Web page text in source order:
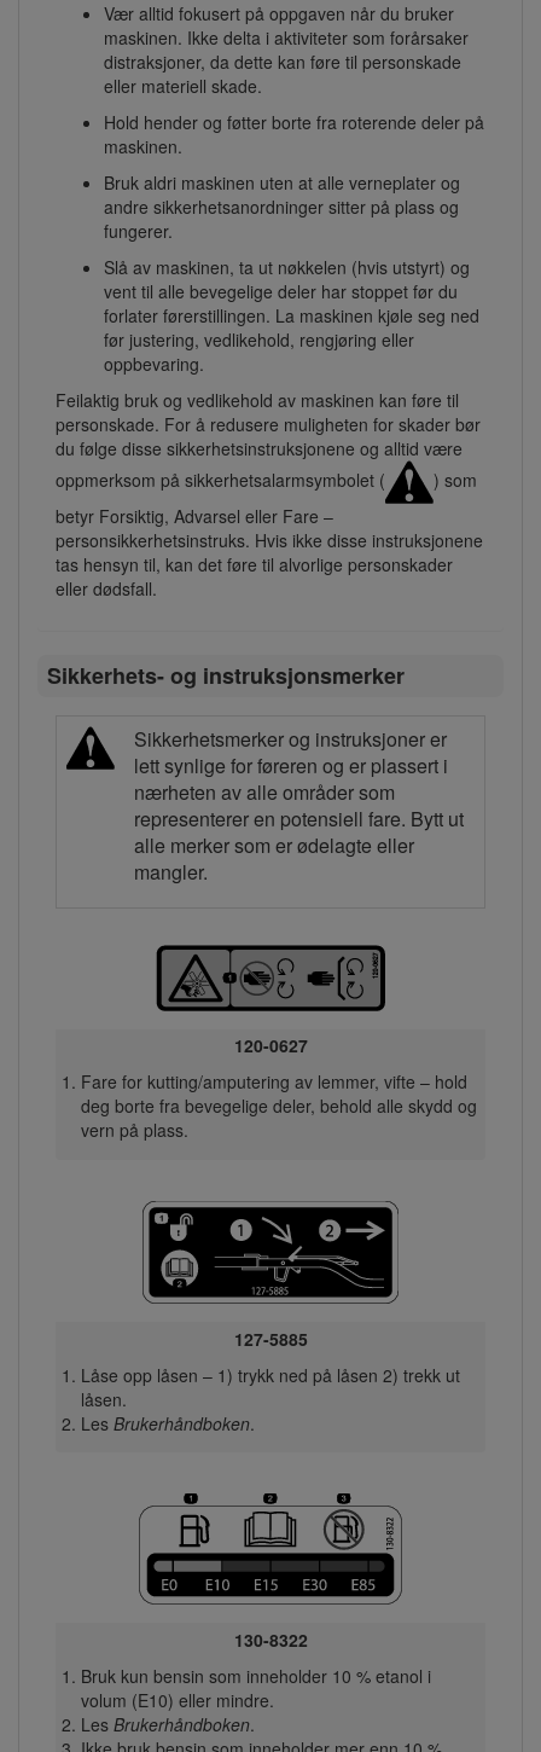
Vær alltid fokusert på oppgaven når du bruker
maskinen. Ikke delta i aktiviteter som forårsaker
distraksjoner, da dette kan føre til personskade
eller materiell skade.
Hold hender og føtter borte fra roterende deler på
maskinen.
Bruk aldri maskinen uten at alle verneplater og
andre sikkerhetsanordninger sitter på plass og
fungerer.
Slå av maskinen, ta ut nøkkelen (hvis utstyrt) og
vent til alle bevegelige deler har stoppet før du
forlater førerstillingen. La maskinen kjøle seg ned
før justering, vedlikehold, rengjøring eller
oppbevaring.
Feilaktig bruk og vedlikehold av maskinen kan føre til
personskade. For å redusere muligheten for skader bør
du følge disse sikkerhetsinstruksjonene og alltid være
oppmerksom på sikkerhetsalarmsymbolet (
) som
betyr Forsiktig, Advarsel eller Fare –
personsikkerhetsinstruks. Hvis ikke disse instruksjonene
tas hensyn til, kan det føre til alvorlige personskader
eller dødsfall.
Sikkerhets- og instruksjonsmerker
Sikkerhetsmerker og instruksjoner er
lett synlige for føreren og er plassert i
nærheten av alle områder som
representerer en potensiell fare. Bytt ut
alle merker som er ødelagte eller
mangler.
120-0627
Fare for kutting/amputering av lemmer, vifte – hold
deg borte fra bevegelige deler, behold alle skydd og
vern på plass.
127-5885
Låse opp låsen – 1) trykk ned på låsen 2) trekk ut
låsen.
Les Brukerhåndboken.
130-8322
Bruk kun bensin som inneholder 10 % etanol i
volum (E10) eller mindre.
Les Brukerhåndboken.